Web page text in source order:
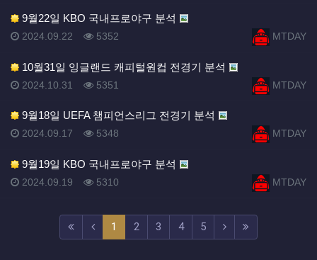
9월22일 KBO 국내프로야구 분석
등록자MTDAY
등록일
2024.09.22 조회
5352
10월31일 잉글랜드 캐피털원컵 전경기 분석
등록자MTDAY
등록일
2024.10.31 조회
5351
9월18일 UEFA 챔피언스리그 전경기 분석
등록자MTDAY
등록일
2024.09.17 조회
5348
9월19일 KBO 국내프로야구 분석
등록자MTDAY
등록일
2024.09.19 조회
5310
1 (current)
2 3 4 5 (next)